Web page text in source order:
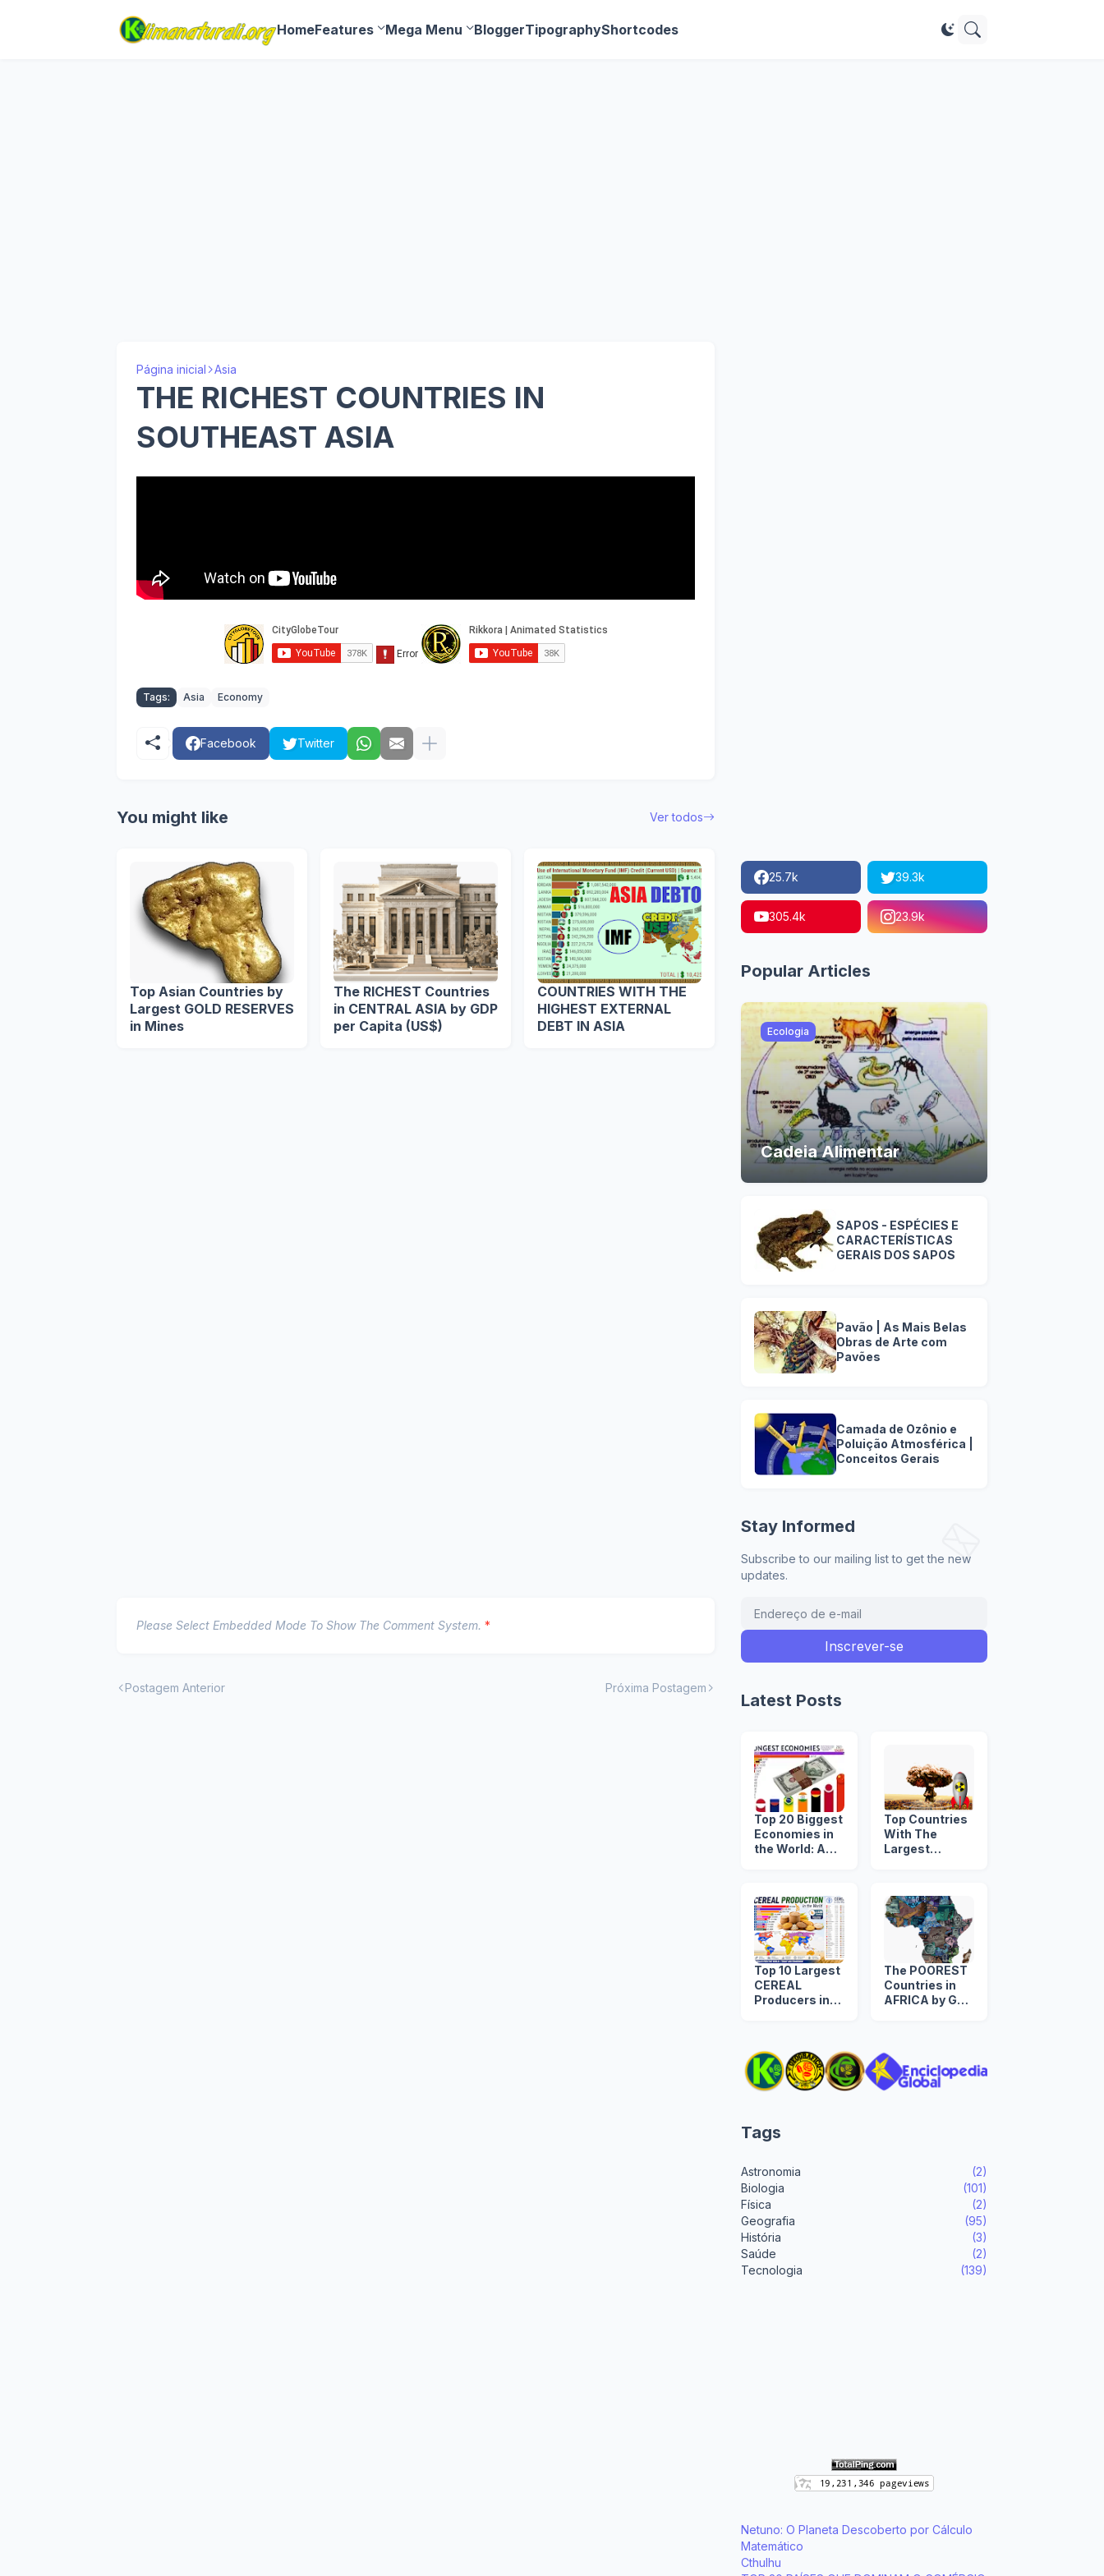
HomeFeatures Mega Menu BloggerTipographyShortcodes
Página inicial Asia
THE RICHEST COUNTRIES IN
SOUTHEAST ASIA
Tags: Asia Economy
Facebook Twitter
You might like Ver todos
Top Asian Countries by
Largest GOLD RESERVES
in Mines
The RICHEST Countries
in CENTRAL ASIA by GDP
per Capita (US$)
COUNTRIES WITH THE
HIGHEST EXTERNAL
DEBT IN ASIA
Please Select Embedded Mode To Show The Comment System. *
Postagem Anterior Próxima Postagem
25.7k 39.3k
305.4k 23.9k
Popular Articles
Ecologia
Cadeia Alimentar
SAPOS - ESPÉCIES E
CARACTERÍSTICAS
GERAIS DOS SAPOS
Pavão | As Mais Belas
Obras de Arte com
Pavões
Camada de Ozônio e
Poluição Atmosférica |
Conceitos Gerais
Stay Informed
Subscribe to our mailing list to get the new
updates.
Latest Posts
Top 20 Biggest
Economies in
the World: A
Top Countries
With The
Largest
The World
Top 10 Largest
CEREAL
Producers in
The POOREST
Countries in
AFRICA by GDP
Tags
Astronomia
(2)
Biologia
(101)
Física
(2)
Geografia
(95)
História
(3)
Saúde
(2)
Tecnologia
(139)
Netuno: O Planeta Descoberto por Cálculo
Matemático
Cthulhu